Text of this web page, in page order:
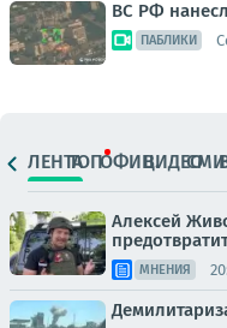
ВС РФ
ПАБЛИКИ
ЛЕНТАТОПОФИЦ.ВИДЕОСМИ
Алексей
МНЕНИЯ